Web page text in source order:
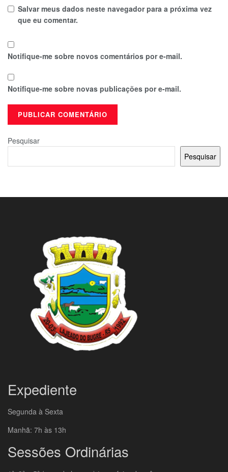
Salvar meus dados neste navegador para a próxima vez
que eu comentar.
Notifique-me sobre novos comentários por e-mail.
Notifique-me sobre novas publicações por e-mail.
Pesquisar
Pesquisar
Expediente
Segunda à Sexta
Manhã: 7h às 13h
Sessões Ordinárias